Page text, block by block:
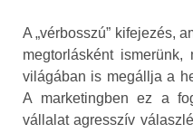
A „vérbosszú” kifejezés,
megtorlásként ismerünk,
világában is megállja a
A marketingben ez a
vállalat agresszív